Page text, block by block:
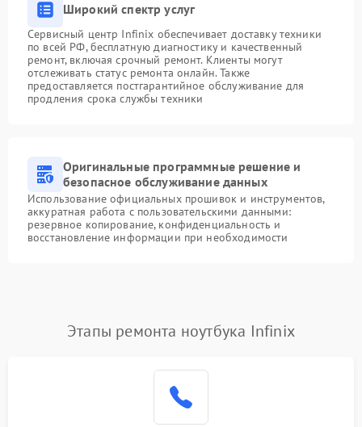
Широкий спектр услуг
Сервисный центр Infinix обеспечивает доставку техники
по всей РФ, бесплатную диагностику и качественный
ремонт, включая срочный ремонт. Клиенты могут
отслеживать статус ремонта онлайн. Также
предоставляется постгарантийное обслуживание для
продления срока службы техники
Оригинальные программные решение и
безопасное обслуживание данных
Использование официальных прошивок и инструментов,
аккуратная работа с пользовательскими данными:
резервное копирование, конфиденциальность и
восстановление информации при необходимости
Этапы ремонта ноутбука Infinix